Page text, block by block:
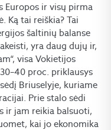
Europos ir visų pirma
Ką tai reiškia? Tai
šaltinių balanse
yra daug dujų ir,
visa Vokietijos
proc. priklausys
Briuselyje, kuriame
Prie stalo sėdi
ir jam reikia balsuoti,
kai jo ekonomika